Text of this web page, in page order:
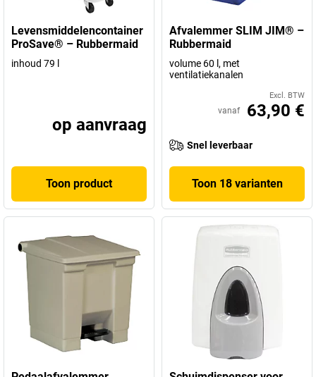
Levensmiddelencontainer
ProSave® – Rubbermaid
inhoud 79 l
op aanvraag
Toon product
Afvalemmer SLIM JIM® –
Rubbermaid
volume 60 l, met
ventilatiekanalen
Excl. BTW
vanaf 63,90 €
Snel leverbaar
Toon 18 varianten